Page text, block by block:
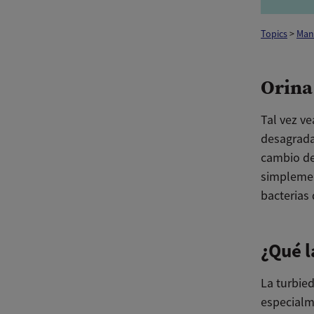
Topics>
Tal vez
cambio
bacterias
¿Qué
La